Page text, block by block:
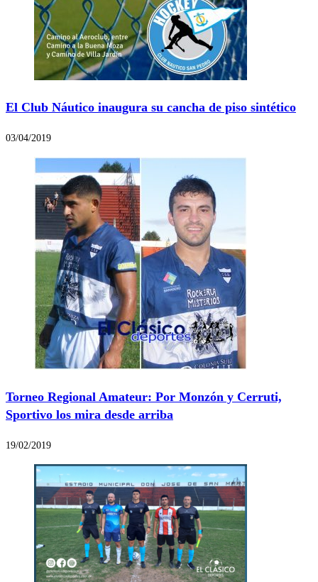
El Club Náutico inaugura su cancha de piso sintético
03/04/2019
Torneo Regional Amateur: Por Monzón y Cerruti,
Sportivo los mira desde arriba
19/02/2019